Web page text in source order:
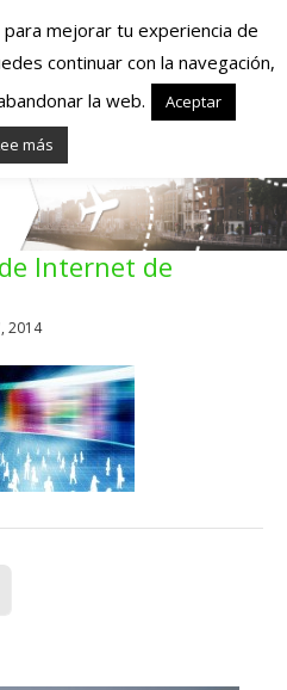
en
Vivir en
Trabajo
–
en
estudian y trabajan en
Internet de
2014
mejorar tu experiencia de
continuar con la navegación,
la web.
Aceptar
más